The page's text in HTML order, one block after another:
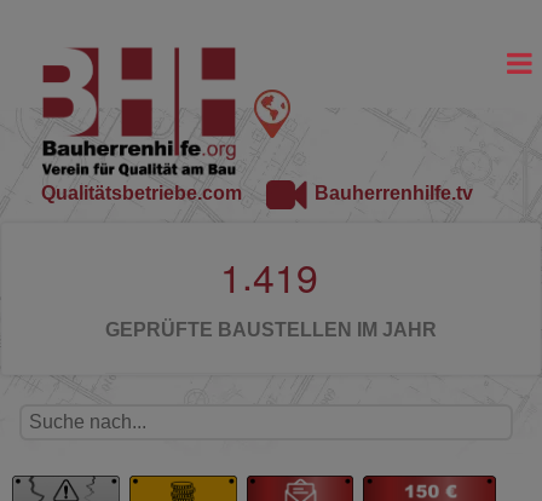
Qualitätsbetriebe.com Bauherrenhilfe.tv
1 .419
GEPRÜFTE BAUSTELLEN IM JAHR